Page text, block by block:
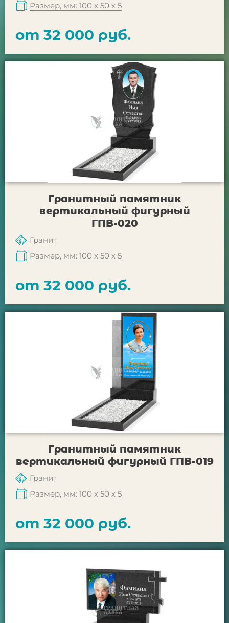
Размер, мм: 100 х 50 х 5
от 32 000 руб.
Гранитный памятник
вертикальный фигурный
ГПВ-020
Гранит
Размер, мм: 100 х 50 х 5
от 32 000 руб.
Гранитный памятник
вертикальный фигурный ГПВ-019
Гранит
Размер, мм: 100 х 50 х 5
от 32 000 руб.